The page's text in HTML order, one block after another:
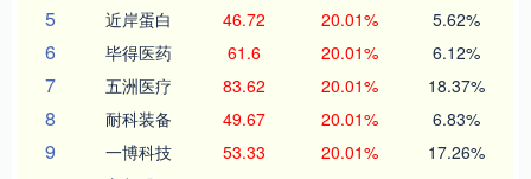
5 近岸蛋白 46.72 20.01% 5.62%
6 毕得医药 61.6 20.01% 6.12%
7 五洲医疗 83.62 20.01% 18.37%
8 耐科装备 49.67 20.01% 6.83%
9 一博科技 53.33 20.01% 17.26%